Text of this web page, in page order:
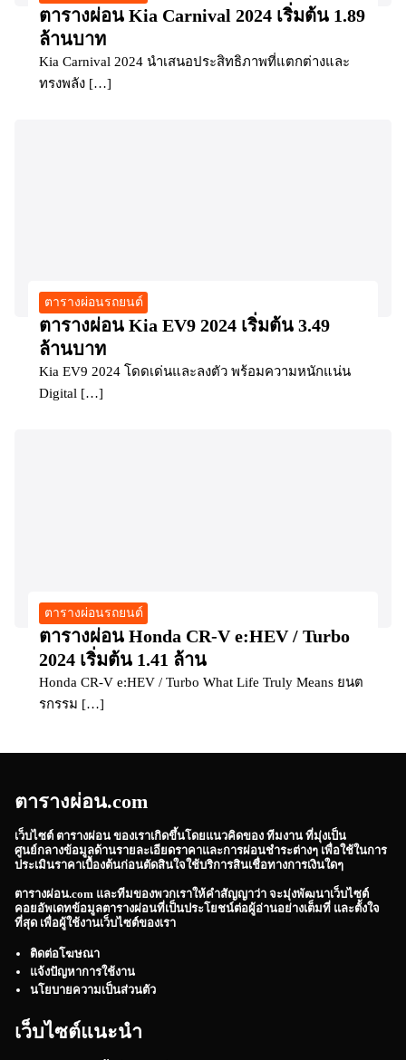
ตารางผ่อน Kia Carnival 2024 เริ่มต้น 1.89
ล้านบาท
Kia Carnival 2024 นำเสนอประสิทธิภาพที่แตกต่างและ
ทรงพลัง […]
ตารางผ่อนรถยนต์
ตารางผ่อน Kia EV9 2024 เริ่มต้น 3.49
ล้านบาท
Kia EV9 2024 โดดเด่นและลงตัว พร้อมความหนักแน่น
Digital […]
ตารางผ่อนรถยนต์
ตารางผ่อน Honda CR-V e:HEV / Turbo
2024 เริ่มต้น 1.41 ล้าน
Honda CR-V e:HEV / Turbo What Life Truly Means ยนต
รกรรม […]
ตารางผ่อน.com
เว็บไซต์ ตารางผ่อน ของเราเกิดขึ้นโดยแนวคิดของ ทีมงาน ที่มุ่งเป็น
ศูนย์กลางข้อมูลด้านรายละเอียดราคาและการผ่อนชำระต่างๆ เพื่อใช้ในการ
ประเมินราคาเบื้องต้นก่อนตัดสินใจใช้บริการสินเชื่อทางการเงินใดๆ
ตารางผ่อน.com และทีมของพวกเราให้คำสัญญาว่า จะมุ่งพัฒนาเว็บไซต์
คอยอัพเดทข้อมูลตารางผ่อนที่เป็นประโยชน์ต่อผู้อ่านอย่างเต็มที่ และตั้งใจ
ที่สุด เพื่อผู้ใช้งานเว็บไซต์ของเรา
ติดต่อโฆษณา
แจ้งปัญหาการใช้งาน
นโยบายความเป็นส่วนตัว
เว็บไซต์แนะนำ